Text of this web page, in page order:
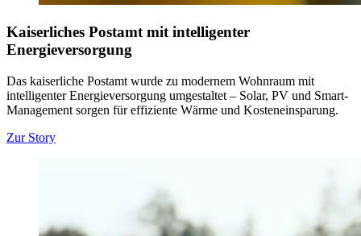
Kaiserliches Postamt mit intelligenter
Energieversorgung
Das kaiserliche Postamt wurde zu modernem Wohnraum mit
intelligenter Energieversorgung umgestaltet – Solar, PV und Smart-
Management sorgen für effiziente Wärme und Kosteneinsparung.
Zur Story